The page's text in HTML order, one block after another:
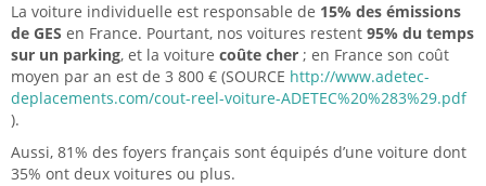
La voiture individuelle est responsable de 15% des émissions
de GES en France. Pourtant, nos voitures restent 95% du temps
sur un parking, et la voiture coûte cher ; en France son coût
moyen par an est de 3 800 € (SOURCE http://www.adetec-
deplacements.com/cout-reel-voiture-ADETEC%20%283%29.pdf
).
Aussi, 81% des foyers français sont équipés d’une voiture dont
35% ont deux voitures ou plus.